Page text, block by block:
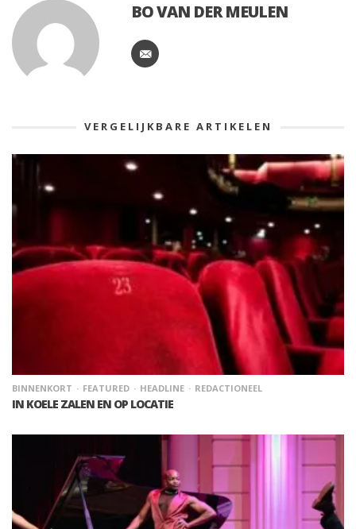
BO VAN DER MEULEN
VERGELIJKBARE ARTIKELEN
BINNENKORT FEATURED HEADLINE REDACTIONEEL
IN KOELE ZALEN EN OP LOCATIE